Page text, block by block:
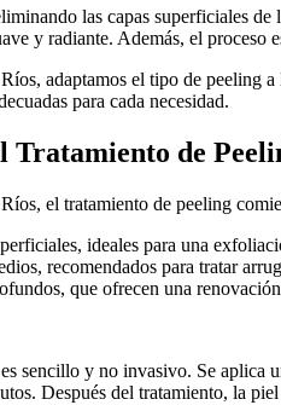
las capas superficiales
y radiante. Además, el
adaptamos el tipo de peeling a
para cada necesidad.
Tratamiento de
el tratamiento de peeling
ideales para una
recomendados para tratar
que ofrecen una
sencillo y no invasivo. Se aplica
Después del tratamiento, la